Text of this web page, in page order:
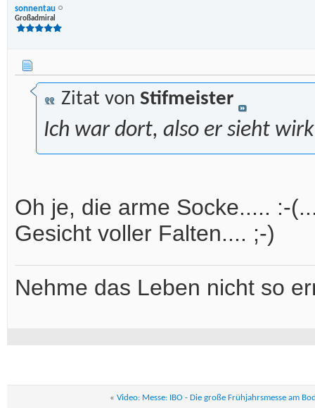
sonnentau
Großadmiral
Zitat von Stifmeister
Ich war dort, also er sieht
Oh je, die arme Socke..... :-
Gesicht voller Falten.... ;-)
Nehme das Leben nicht so
« Video: Messe: IBO - Die große Frühjahrsmesse am